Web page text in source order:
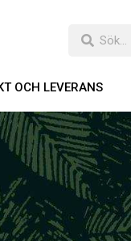
OCH LEVERANS